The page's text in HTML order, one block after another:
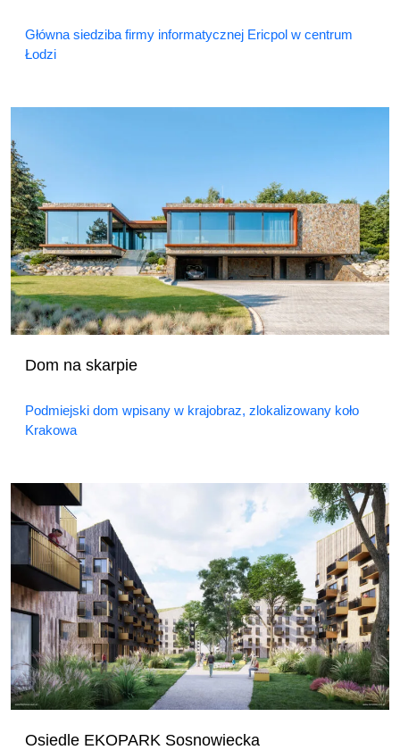
Główna siedziba firmy informatycznej Ericpol w centrum
Łodzi
Dom na skarpie
Podmiejski dom wpisany w krajobraz, zlokalizowany koło
Krakowa
Osiedle EKOPARK Sosnowiecka